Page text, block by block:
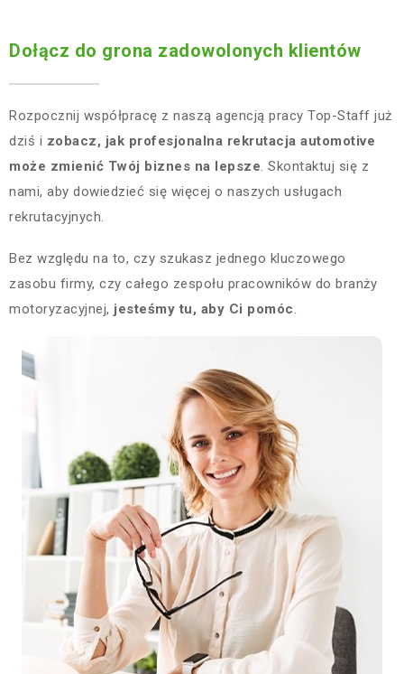
Dołącz do grona zadowolonych klientów
Rozpocznij współpracę z naszą agencją pracy Top-Staff już
dziś i zobacz, jak profesjonalna rekrutacja automotive
może zmienić Twój biznes na lepsze. Skontaktuj się z
nami, aby dowiedzieć się więcej o naszych usługach
rekrutacyjnych.
Bez względu na to, czy szukasz jednego kluczowego
zasobu firmy, czy całego zespołu pracowników do branży
motoryzacyjnej, jesteśmy tu, aby Ci pomóc.